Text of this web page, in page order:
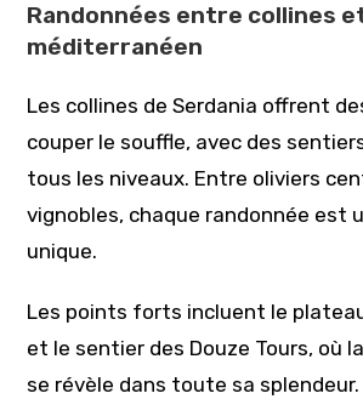
Randonnées entre collines
méditerranéen
Les collines de Serdania offrent
couper le souffle, avec des
tous les niveaux. Entre oliviers
vignobles, chaque randonnée est
unique.
Les points forts incluent le
et le sentier des Douze Tours, où
se révèle dans toute sa